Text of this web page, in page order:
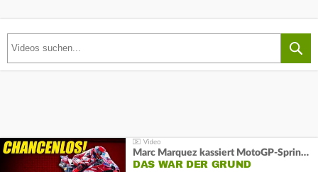
Marc Marquez kassiert MotoGP-Sprint-Schlappe:
DAS WAR DER GRUND